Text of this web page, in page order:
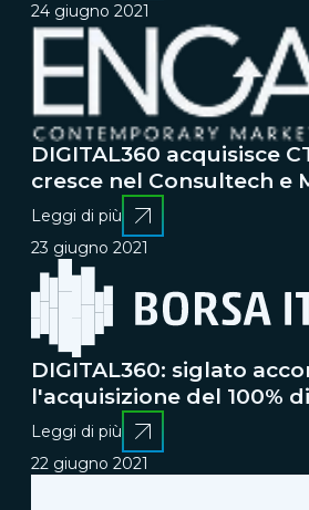
24 giugno 2021
DIGITAL360 acquisisce
cresce nel Consultech e
Leggi di più
23 giugno 2021
DIGITAL360: siglato
l'acquisizione del 100%
Leggi di più
22 giugno 2021